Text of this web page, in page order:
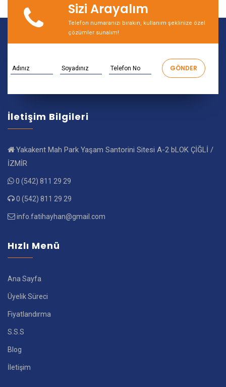
Sizi Arayalım
Telefon numaranızı bırakın, kullanım şeklinize özel
çözümler sunalım!
İletişim Bilgileri
Yakakent Mah Park Yaşam Santorini Sitesi A-2 bLOK ÇİĞLİ /
İZMİR
0 (542) 811 29 29
0 (542) 811 29 29
info.fatihayhan@gmail.com
Hızlı Menü
Ana Sayfa
Üyelik Süreci
Fiyatlandırma
S.S.S
Blog
İletişim